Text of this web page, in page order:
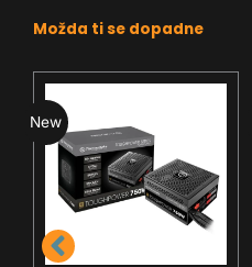
Možda ti se dopadne
New